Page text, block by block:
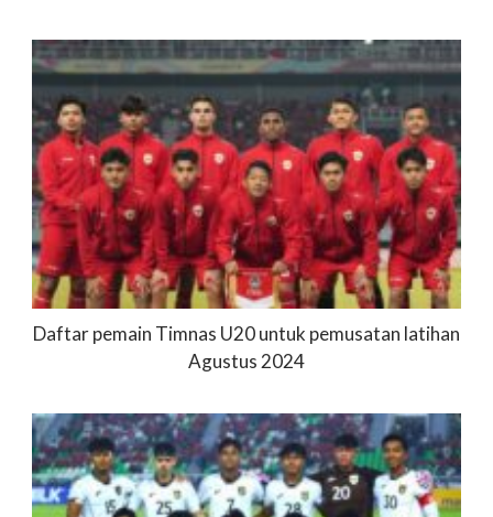
Daftar pemain Timnas U20 untuk pemusatan latihan
Agustus 2024